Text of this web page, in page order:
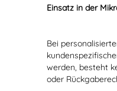
Einsatz in der
Bei
werden, besteht
oder